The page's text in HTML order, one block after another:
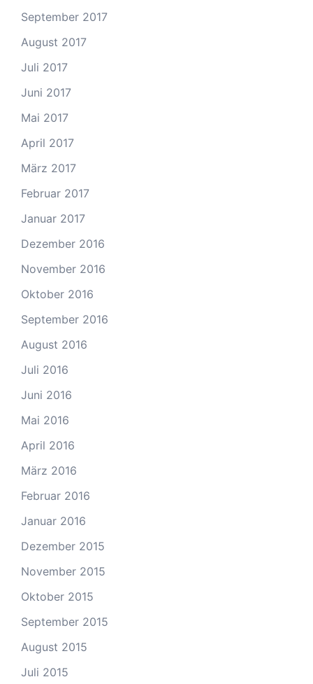
September 2017
August 2017
Juli 2017
Juni 2017
Mai 2017
April 2017
März 2017
Februar 2017
Januar 2017
Dezember 2016
November 2016
Oktober 2016
September 2016
August 2016
Juli 2016
Juni 2016
Mai 2016
April 2016
März 2016
Februar 2016
Januar 2016
Dezember 2015
November 2015
Oktober 2015
September 2015
August 2015
Juli 2015